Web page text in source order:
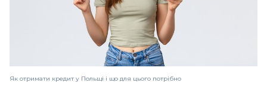
Як отримати кредит у Польщі і що для цього потрібно